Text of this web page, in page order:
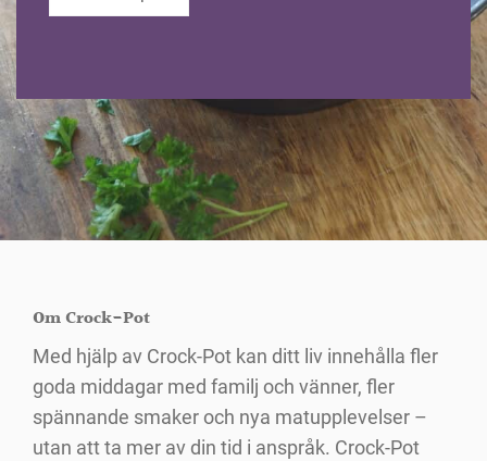
Om Crock-Pot
Med hjälp av Crock-Pot kan ditt liv innehålla fler
goda middagar med familj och vänner, fler
spännande smaker och nya matupplevelser –
utan att ta mer av din tid i anspråk. Crock-Pot